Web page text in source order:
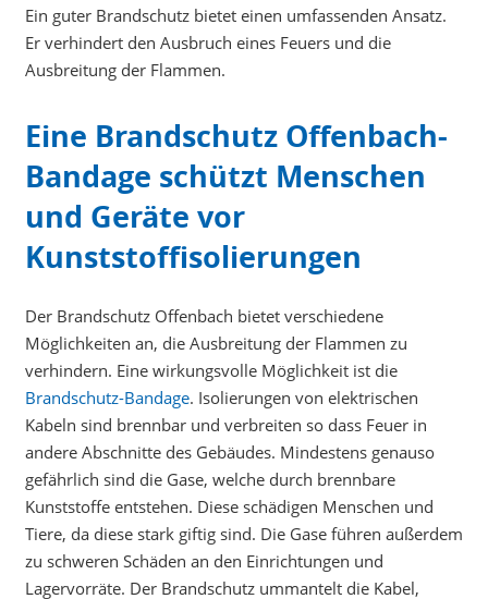
Ein guter Brandschutz bietet einen umfassenden Ansatz.
Er verhindert den Ausbruch eines Feuers und die
Ausbreitung der Flammen.
Eine Brandschutz Offenbach-
Bandage schützt Menschen
und Geräte vor
Kunststoffisolierungen
Der Brandschutz Offenbach bietet verschiedene
Möglichkeiten an, die Ausbreitung der Flammen zu
verhindern. Eine wirkungsvolle Möglichkeit ist die
Brandschutz-Bandage. Isolierungen von elektrischen
Kabeln sind brennbar und verbreiten so dass Feuer in
andere Abschnitte des Gebäudes. Mindestens genauso
gefährlich sind die Gase, welche durch brennbare
Kunststoffe entstehen. Diese schädigen Menschen und
Tiere, da diese stark giftig sind. Die Gase führen außerdem
zu schweren Schäden an den Einrichtungen und
Lagervorräte. Der Brandschutz ummantelt die Kabel,